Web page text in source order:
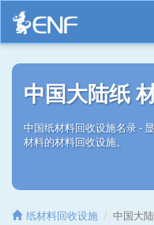
中国大陆纸
中国纸材料回收设施名录 -
材料的材料回收设施。
纸材料回收设施 中国大陆